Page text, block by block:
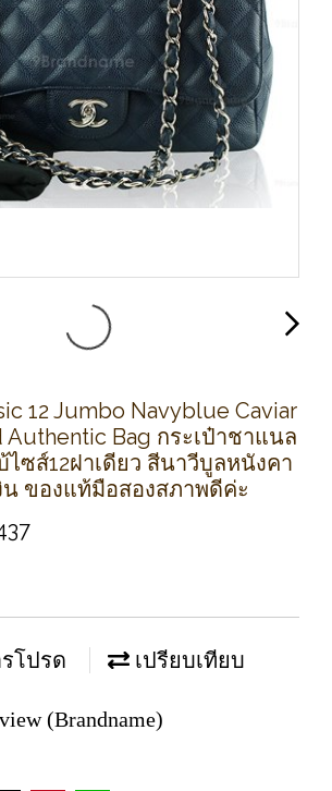
12 Jumbo Navyblue Caviar
Authentic Bag กระเป๋าชาแนล
ซส์12ฝาเดียว สีนาวีบูลหนังคา
น ของแท้มือสองสภาพดีค่ะ
โปรด เปรียบเทียบ
(Brandname)